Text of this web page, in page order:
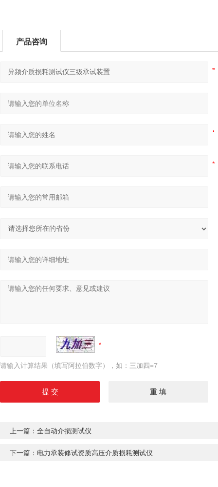
产品咨询
请输入计算结果（填写阿拉伯数字），如：三加四=7
上一篇： 全自动介损测试仪
下一篇： 电力承装修试资质高压介质损耗测试仪